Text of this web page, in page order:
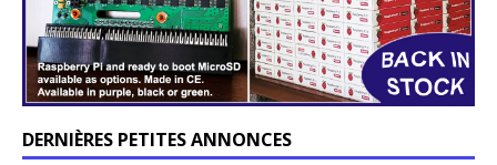
DERNIÈRES PETITES ANNONCES